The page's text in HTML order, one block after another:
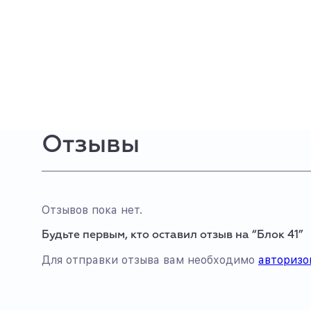
Отзывы
Отзывов пока нет.
Будьте первым, кто оставил отзыв на “Блок 41”
Для отправки отзыва вам необходимо